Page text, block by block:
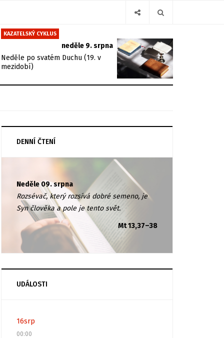
KAZATELSKÝ CYKLUS
neděle 9. srpna
Neděle po svatém Duchu (19. v
mezidobí)
DENNÍ ČTENÍ
Neděle 09. srpna
Rozsévač, který rozsívá dobré semeno, je
Syn člověka a pole je tento svět.
Mt 13,37–38
UDÁLOSTI
16srp
00:00